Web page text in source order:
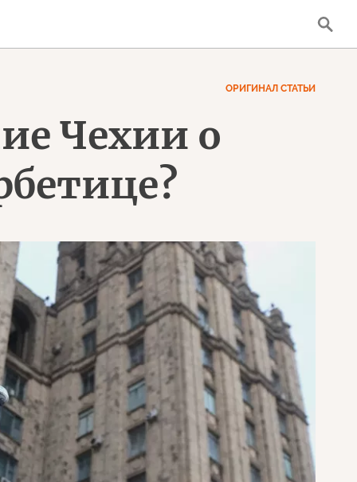
ОРИГИНАЛ СТАТЬИ
Чехии о